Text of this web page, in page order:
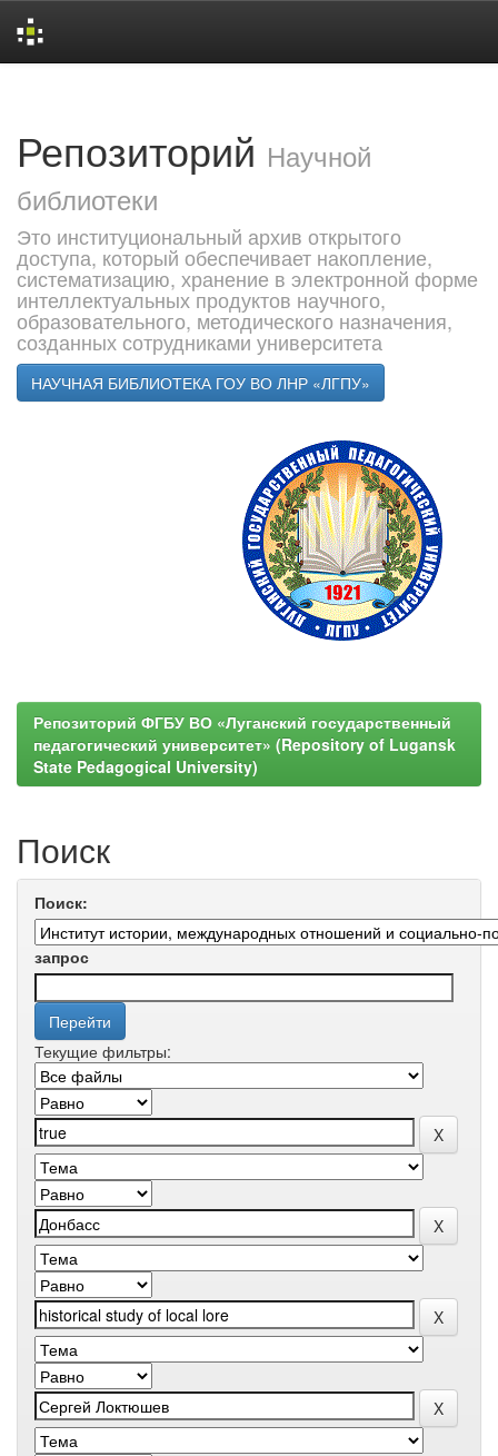
Репозиторий Научной
библиотеки
Это институциональный архив открытого
доступа, который обеспечивает накопление,
систематизацию, хранение в электронной форме
интеллектуальных продуктов научного,
образовательного, методического назначения,
созданных сотрудниками университета
НАУЧНАЯ БИБЛИОТЕКА ГОУ ВО ЛНР «ЛГПУ»
Репозиторий ФГБУ ВО «Луганский государственный
педагогический университет» (Repository of Lugansk
State Pedagogical University)
Поиск
Поиск:
запрос
Текущие фильтры: